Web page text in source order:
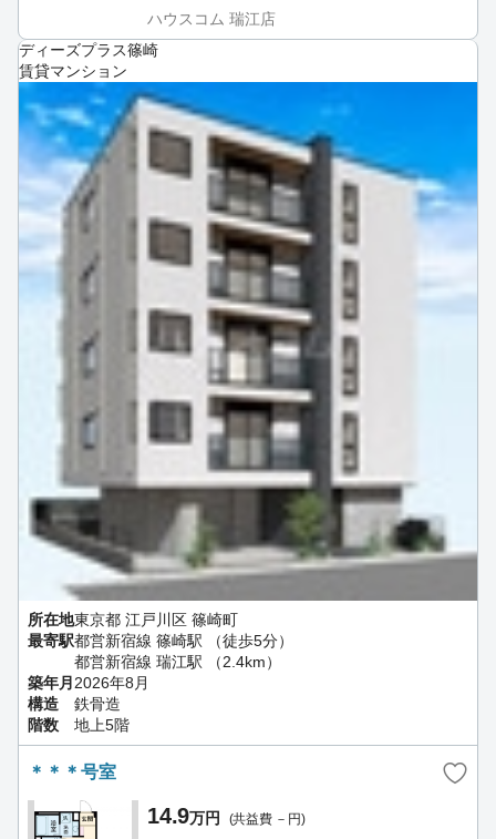
ハウスコム 瑞江店
ディーズプラス篠崎
賃貸マンション
所在地東京都 江戸川区 篠崎町
最寄駅都営新宿線 篠崎駅 （徒歩5分）
都営新宿線 瑞江駅 （2.4km）
築年月 2026年8月
構造
鉄骨造
階数
地上5階
＊＊＊号室
14.9万円 (共益費 －円)